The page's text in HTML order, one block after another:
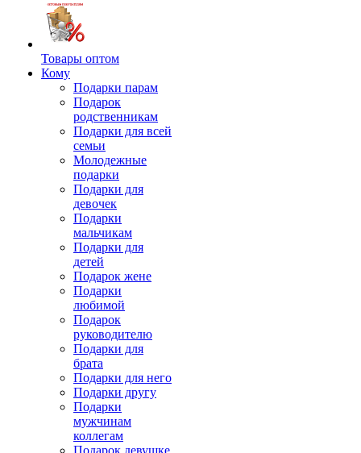
Товары оптом
Кому
Подарки парам
Подарок
родственникам
Подарки для всей
семьи
Молодежные
подарки
Подарки для
девочек
Подарки
мальчикам
Подарки для
детей
Подарок жене
Подарки
любимой
Подарок
руководителю
Подарки для
брата
Подарки для него
Подарки другу
Подарки
мужчинам
коллегам
Подарок девушке